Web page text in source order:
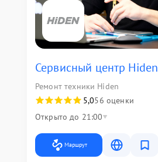
Сервисный центр Hiden
Ремонт техники Hiden
5,056 оценки
Открыто до 21:00
Маршрут